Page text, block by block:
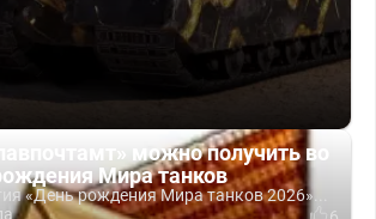
можно получить во
Мира танков
«День рождения Мира танков 2026»...